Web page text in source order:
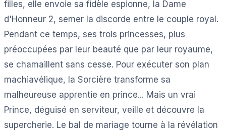
filles, elle envoie sa fidèle espionne, la Dame
d'Honneur 2, semer la discorde entre le couple royal.
Pendant ce temps, ses trois princesses, plus
préoccupées par leur beauté que par leur royaume,
se chamaillent sans cesse. Pour exécuter son plan
machiavélique, la Sorcière transforme sa
malheureuse apprentie en prince... Mais un vrai
Prince, déguisé en serviteur, veille et découvre la
supercherie. Le bal de mariage tourne à la révélation